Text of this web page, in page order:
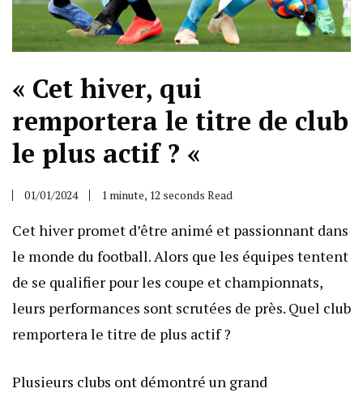
« Cet hiver, qui
remportera le titre de club
le plus actif ? «
01/01/2024 1 minute, 12 seconds Read
Cet hiver promet d’être animé et passionnant dans
le monde du football. Alors que les équipes tentent
de se qualifier pour les coupe et championnats,
leurs performances sont scrutées de près. Quel club
remportera le titre de plus actif ?
Plusieurs clubs ont démontré un grand